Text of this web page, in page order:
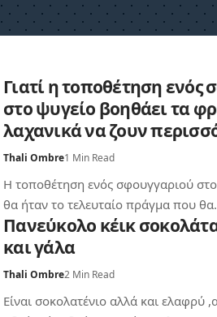
Γιατί η τοποθέτηση ενός
στο ψυγείο βοηθάει τα
λαχανικά να ζουν
Thali Ombre1 Min Read
Η τοποθέτηση ενός σφουγγαριού
θα ήταν το τελευταίο πράγμα που
Πανεύκολο κέικ
και γάλα
Thali Ombre2 Min Read
Είναι σοκολατένιο αλλά και ελαφρύ